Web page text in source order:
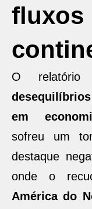
O relatório
em
sofreu um
destaque
onde o
América do